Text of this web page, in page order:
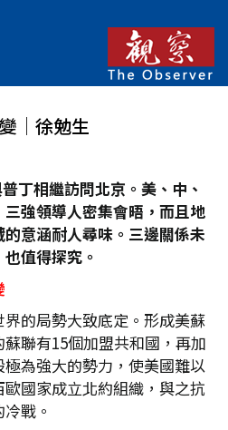
│徐勉生
丁相繼訪問北京。美、中、
強領導人密集會晤，而且地
意涵耐人尋味。三邊關係未
值得探究。
的局勢大致底定。形成美蘇
聯有15個加盟共和國，再加
為強大的勢力，使美國難以
國家成立北約組織，與之抗
戰。